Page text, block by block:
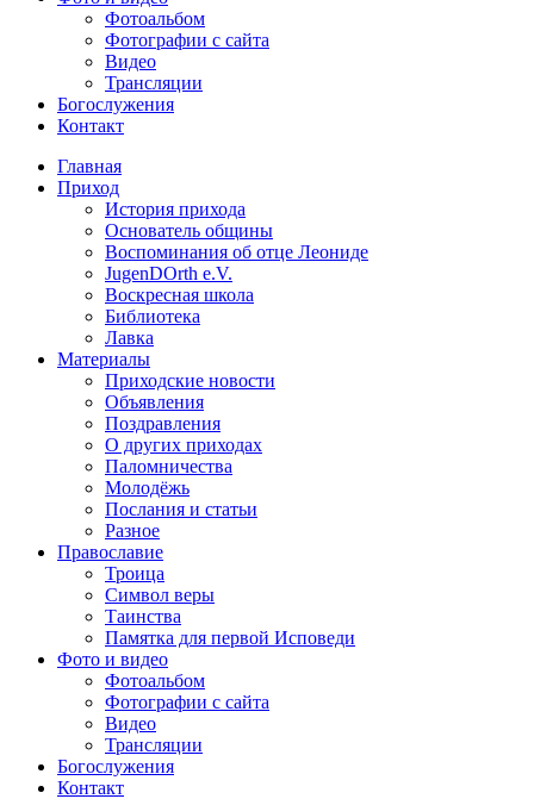
Фотоальбом
Фотографии с сайта
Видео
Трансляции
Богослужения
Контакт
Главная
Приход
История прихода
Основатель общины
Воспоминания об отце Леониде
JugenDOrth e.V.
Воскресная школа
Библиотека
Лавка
Материалы
Приходские новости
Объявления
Поздравления
О других приходах
Паломничества
Молодёжь
Послания и статьи
Разное
Православие
Троица
Символ веры
Таинства
Памятка для первой Исповеди
Фото и видео
Фотоальбом
Фотографии с сайта
Видео
Трансляции
Богослужения
Контакт